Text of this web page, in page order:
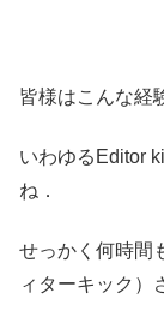
皆様はこんな経
いわゆるEditor
ね．
せっかく何時間
ィターキック）